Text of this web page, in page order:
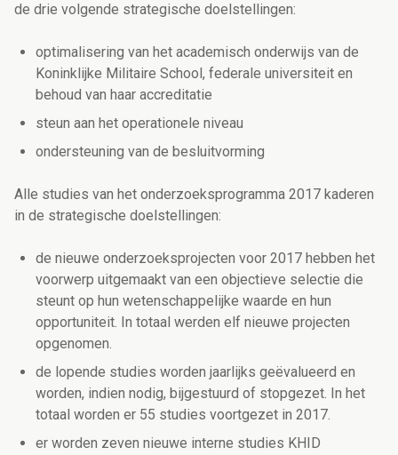
de drie volgende strategische doelstellingen:
optimalisering van het academisch onderwijs van de
Koninklijke Militaire School, federale universiteit en
behoud van haar accreditatie
steun aan het operationele niveau
ondersteuning van de besluitvorming
Alle studies van het onderzoeksprogramma 2017 kaderen
in de strategische doelstellingen:
de nieuwe onderzoeksprojecten voor 2017 hebben het
voorwerp uitgemaakt van een objectieve selectie die
steunt op hun wetenschappelijke waarde en hun
opportuniteit. In totaal werden elf nieuwe projecten
opgenomen.
de lopende studies worden jaarlijks geëvalueerd en
worden, indien nodig, bijgestuurd of stopgezet. In het
totaal worden er 55 studies voortgezet in 2017.
er worden zeven nieuwe interne studies KHID